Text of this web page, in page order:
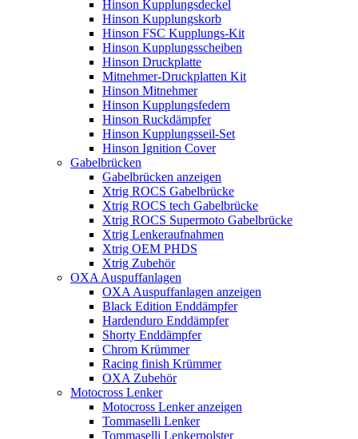
Hinson Kupplungsdeckel
Hinson Kupplungskorb
Hinson FSC Kupplungs-Kit
Hinson Kupplungsscheiben
Hinson Druckplatte
Mitnehmer-Druckplatten Kit
Hinson Mitnehmer
Hinson Kupplungsfedern
Hinson Ruckdämpfer
Hinson Kupplungsseil-Set
Hinson Ignition Cover
Gabelbrücken
Gabelbrücken anzeigen
Xtrig ROCS Gabelbrücke
Xtrig ROCS tech Gabelbrücke
Xtrig ROCS Supermoto Gabelbrücke
Xtrig Lenkeraufnahmen
Xtrig OEM PHDS
Xtrig Zubehör
OXA Auspuffanlagen
OXA Auspuffanlagen anzeigen
Black Edition Enddämpfer
Hardenduro Enddämpfer
Shorty Enddämpfer
Chrom Krümmer
Racing finish Krümmer
OXA Zubehör
Motocross Lenker
Motocross Lenker anzeigen
Tommaselli Lenker
Tommaselli Lenkerpolster